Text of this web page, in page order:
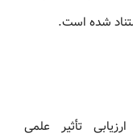
تأثیر علمی